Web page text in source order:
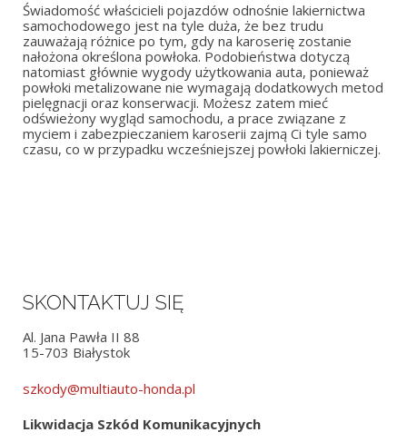
Świadomość właścicieli pojazdów odnośnie lakiernictwa
samochodowego jest na tyle duża, że bez trudu
zauważają różnice po tym, gdy na karoserię zostanie
nałożona określona powłoka. Podobieństwa dotyczą
natomiast głównie wygody użytkowania auta, ponieważ
powłoki metalizowane nie wymagają dodatkowych metod
pielęgnacji oraz konserwacji. Możesz zatem mieć
odświeżony wygląd samochodu, a prace związane z
myciem i zabezpieczaniem karoserii zajmą Ci tyle samo
czasu, co w przypadku wcześniejszej powłoki lakierniczej.
SKONTAKTUJ SIĘ
Al. Jana Pawła II 88
15-703 Białystok
szkody@multiauto-honda.pl
Likwidacja Szkód Komunikacyjnych